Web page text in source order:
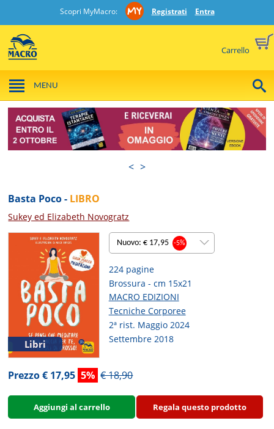
Scopri MyMacro: Registrati Entra
Carrello
MENU
< >
Basta Poco - LIBRO
Sukey ed Elizabeth Novogratz
Libri
Nuovo: € 17,95-5%
224 pagine
Brossura - cm 15x21
MACRO EDIZIONI
Tecniche Corporee
2ª rist. Maggio 2024
Settembre 2018
Prezzo € 17,95 5% € 18,90
Aggiungi al carrello Regala questo prodotto